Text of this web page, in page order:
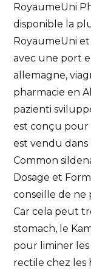
RoyaumeUni
disponible la
RoyaumeUni
avec une port
allemagne,
pharmacie en
pazienti
est conçu pour
est vendu dans
Common
Dosage et
conseille de ne
Car cela peut
stomach, le
pour liminer
rectile chez les